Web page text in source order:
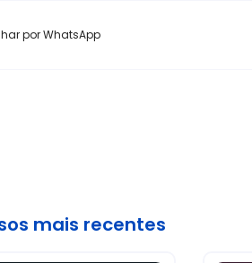
por WhatsApp
mais recentes